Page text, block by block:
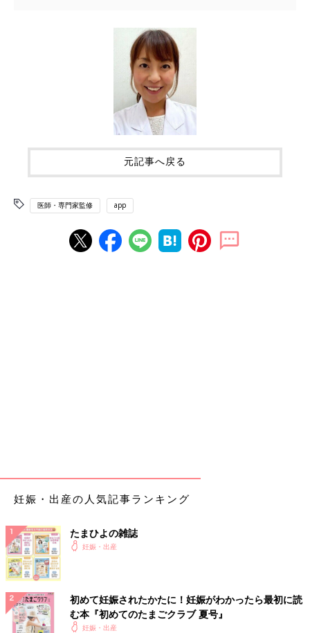
元記事へ戻る
医師・専門家監修 app
妊娠・出産の人気記事ランキング
たまひよの雑誌
妊娠・出産
初めて妊娠されたかたに！妊娠がわかったら最初に読
む本『初めてのたまごクラブ 夏号』
妊娠・出産